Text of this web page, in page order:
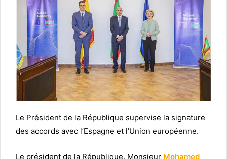
Le Président de la République supervise la signature
des accords avec l’Espagne et l’Union européenne.
Le président de la République, Monsieur Mohamed